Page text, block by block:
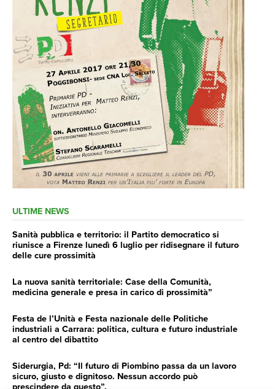
ULTIME NEWS
Sanità pubblica e territorio: il Partito democratico si
riunisce a Firenze lunedì 6 luglio per ridisegnare il futuro
delle cure prossimità
La nuova sanità territoriale: Case della Comunità,
medicina generale e presa in carico di prossimità”
Festa de l’Unità e Festa nazionale delle Politiche
industriali a Carrara: politica, cultura e futuro industriale
al centro del dibattito
Siderurgia, Pd: “Il futuro di Piombino passa da un lavoro
sicuro, giusto e dignitoso. Nessun accordo può